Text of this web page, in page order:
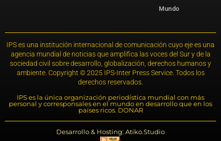
Mundo
IPS es una institución internacional de comunicación cuyo eje es una
agencia mundial de noticias que amplifica las voces del Sur y de la
sociedad civil sobre desarrollo, globalización, derechos humanos y
ambiente. Copyright © 2025 IPS-Inter Press Service. Todos los
derechos reservados.
IPS es la única organización periodística mundial con más
personal y corresponsales en el mundo en desarrollo que en los
países ricos. DONAR
Desarrollo & Hosting: Atiko.Studio